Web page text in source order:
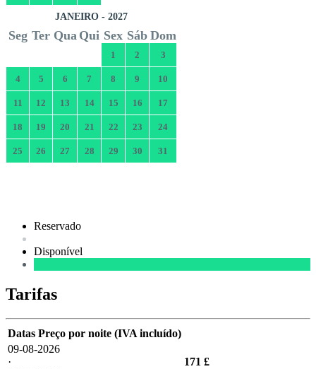
JANEIRO - 2027
Seg Ter Qua Qui Sex Sáb Dom
1 2 3
4 5 6 7 8 9 10
11 12 13 14 15 16 17
18 19 20 21 22 23 24
25 26 27 28 29 30 31
Reservado
Disponível
Tarifas
Datas Preço por noite (IVA incluído)
09-08-2026
·
171 £